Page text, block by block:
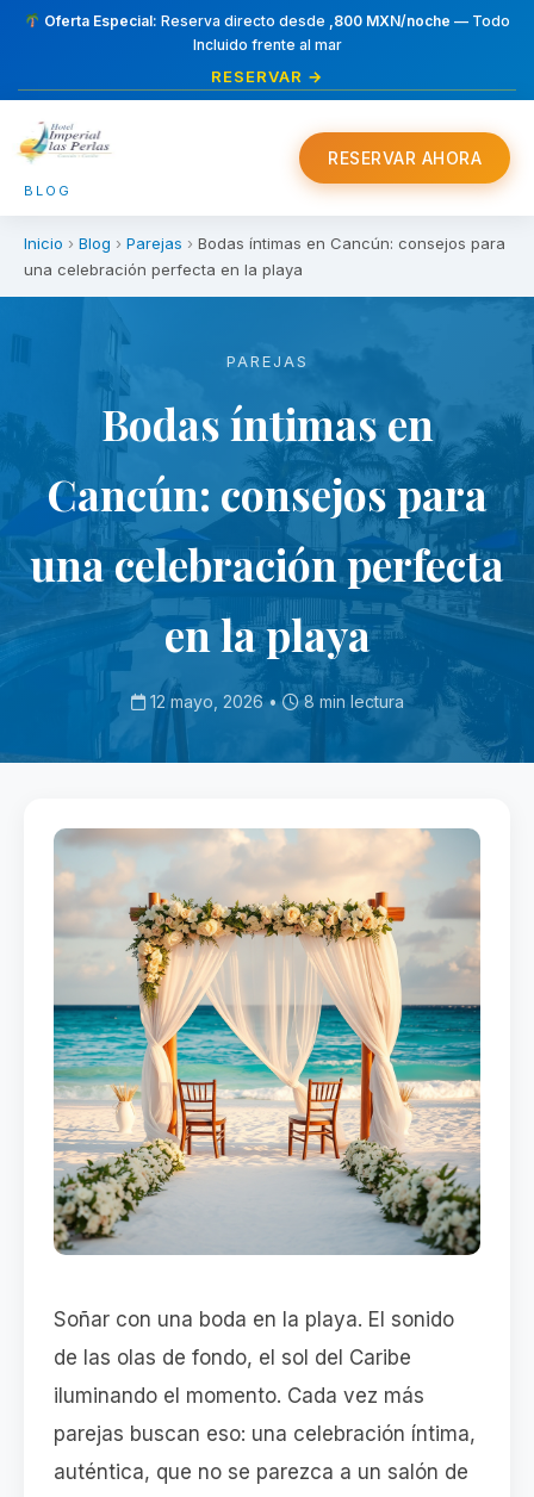
Oferta Especial: Reserva directo desde ,800 MXN/noche — Todo
Incluido frente al mar
RESERVAR →
BLOG
RESERVAR AHORA
Inicio › Blog › Parejas › Bodas íntimas en Cancún: consejos para
una celebración perfecta en la playa
PAREJAS
Bodas íntimas en
Cancún: consejos para
una celebración perfecta
en la playa
12 mayo, 2026 • 8 min lectura
Soñar con una boda en la playa. El sonido
de las olas de fondo, el sol del Caribe
iluminando el momento. Cada vez más
parejas buscan eso: una celebración íntima,
auténtica, que no se parezca a un salón de